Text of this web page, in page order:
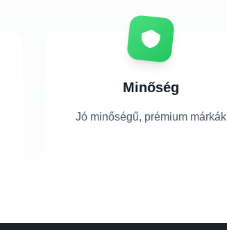
Minőség
Jó minőségű, prémium márkák